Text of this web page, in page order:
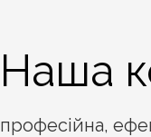
Наша
професійна,